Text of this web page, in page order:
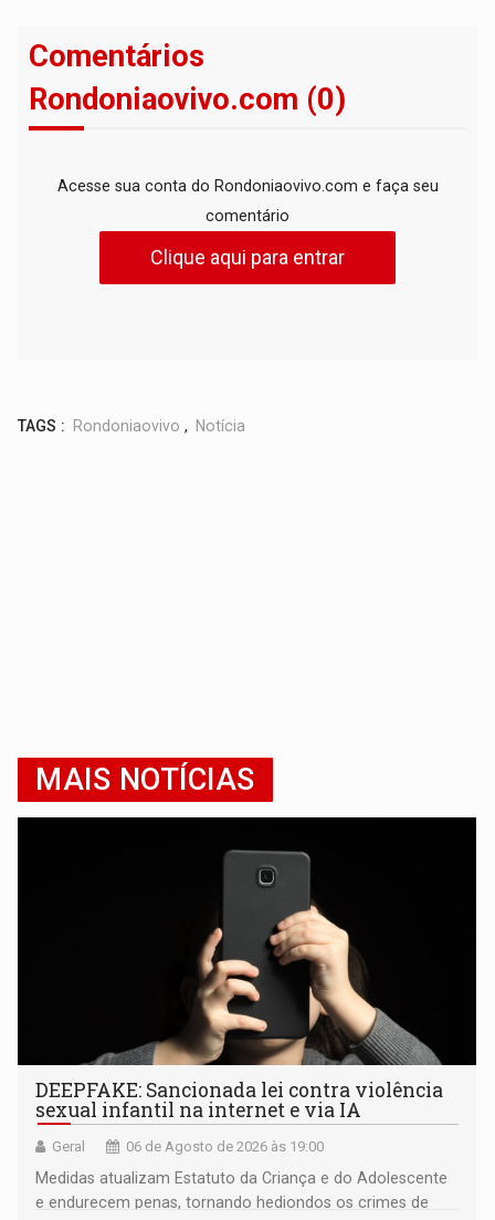
Comentários
Rondoniaovivo.com (0)
Acesse sua conta do Rondoniaovivo.com e faça seu
comentário
Clique aqui para entrar
TAGS : Rondoniaovivo , Notícia
MAIS NOTÍCIAS
DEEPFAKE: Sancionada lei contra violência
sexual infantil na internet e via IA
Geral 06 de Agosto de 2026 às 19:00
Medidas atualizam Estatuto da Criança e do Adolescente
e endurecem penas, tornando hediondos os crimes de